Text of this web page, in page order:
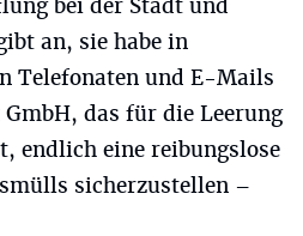
bei der Stadt und
an, sie habe in
Telefonaten und E-Mails
das für die Leerung
endlich eine reibungslose
sicherzustellen –